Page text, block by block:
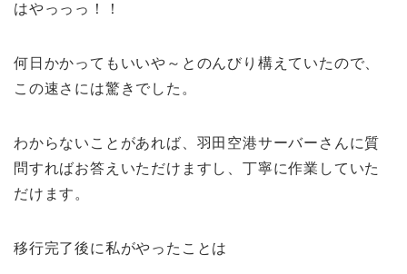
はやっっっ！！
何日かかってもいいや～とのんびり構えていたので、
この速さには驚きでした。
わからないことがあれば、羽田空港サーバーさんに質
問すればお答えいただけますし、丁寧に作業していた
だけます。
移行完了後に私がやったことは